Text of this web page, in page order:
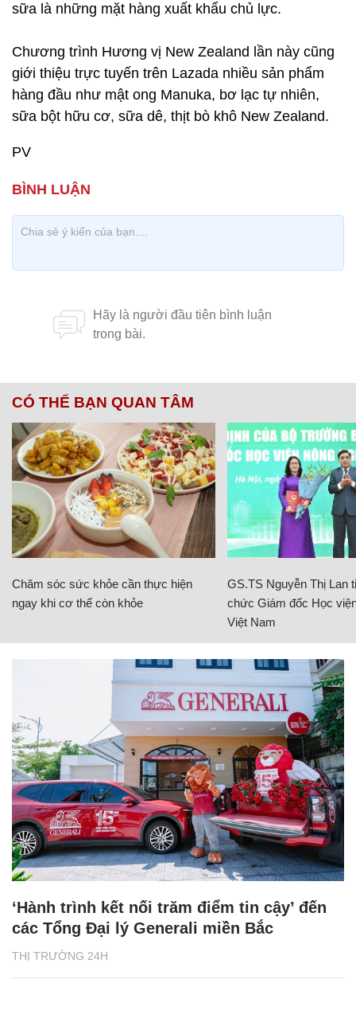
sữa là những mặt hàng xuất khẩu chủ lực.
Chương trình Hương vị New Zealand lần này cũng
giới thiệu trực tuyến trên Lazada nhiều sản phẩm
hàng đầu như mật ong Manuka, bơ lạc tự nhiên,
sữa bột hữu cơ, sữa dê, thịt bò khô New Zealand.
PV
CÓ THỂ BẠN QUAN TÂM
Chăm sóc sức khỏe cần thực hiện
ngay khi cơ thể còn khỏe
GS.TS Nguyễn Thị Lan
chức Giám đốc Học
Việt Nam
THỊ TRƯỜNG 24H
‘Hành trình kết nối trăm điểm tin cậy’ đến
các Tổng Đại lý Generali miền Bắc